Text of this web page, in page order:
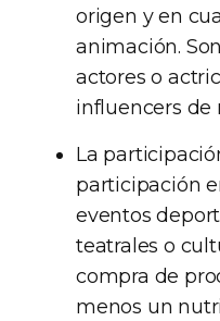
origen y en
animación.
actores o
influencers de
La
participación
eventos
teatrales o
compra de
menos un